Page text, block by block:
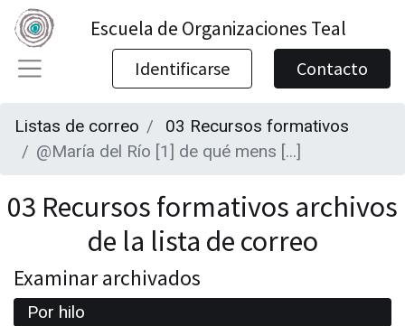
Escuela de Organizaciones Teal
Identificarse Contacto
Listas de correo
03 Recursos formativos
@María del Río [1] de qué mens [...]
03 Recursos formativos archivos
de la lista de correo
Examinar archivados
Por hilo